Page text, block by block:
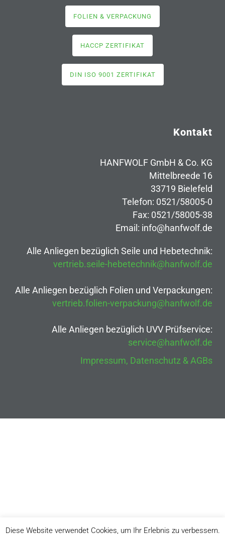
FOLIEN & VERPACKUNG
HACCP ZERTIFIKAT
DIN ISO 9001 ZERTIFIKAT
Kontakt
HANFWOLF GmbH & Co. KG
Mittelbreede 16
33719 Bielefeld
Telefon: 0521/58005-0
Fax: 0521/58005-38
Email: info@hanfwolf.de
Alle Anliegen bezüglich Seile und Hebetechnik:
vertrieb.seile-hebetechnik@hanfwolf.de
Alle Anliegen bezüglich Folien und Verpackungen:
vertrieb.folien-verpackung@hanfwolf.de
Alle Anliegen bezüglich UVV Prüfservice:
service@hanfwolf.de
Impressum, Datenschutz & AGBs
Diese Website verwendet Cookies, um Ihr Erlebnis zu verbessern.